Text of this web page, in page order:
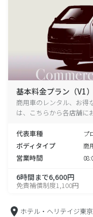
基本料金プラン（V1）
商用車のレンタル、お得
は、こちらから各店舗に
代表車種 プ
ボディタイプ 商
営業時間
6時間まで6,600円
免責補償制度1,100円
ホテル・ヘリテイジ東